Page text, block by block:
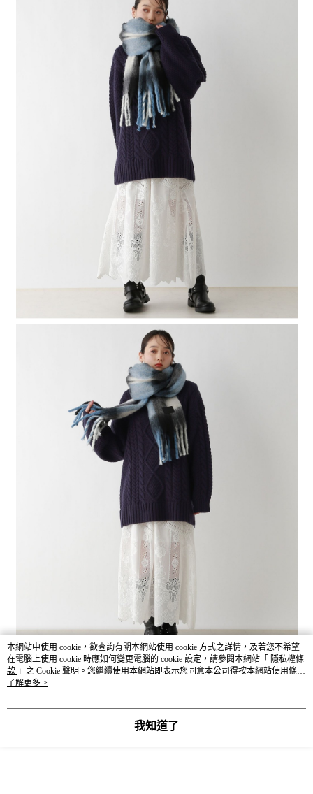
本網站中使用 cookie，欲查詢有關本網站使用 cookie 方式之詳情，及若您不希望
在電腦上使用 cookie 時應如何變更電腦的 cookie 設定，請參閱本網站「 隱私權條
款 」之 Cookie 聲明。您繼續使用本網站即表示您同意本公司得按本網站使用條款
之 Cookie 聲明使用 cookie。
了解更多 >
我知道了